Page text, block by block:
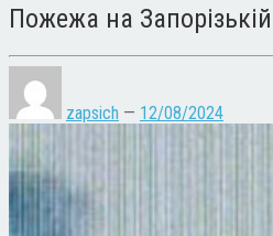
Пожежа на
zapsich — 12/08/2024